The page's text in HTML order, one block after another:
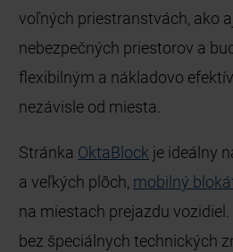
voľných priestranstvách, ako
nebezpečných priestorov a
flexibilným a nákladovo
nezávisle od miesta.
Stránka OktaBlock je ideálny
a veľkých plôch, mobilný
na miestach prejazdu
bez špeciálnych technických